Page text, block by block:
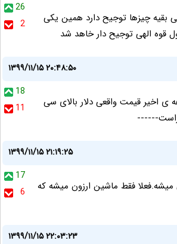
26
2
بقیه چیزها توجیح دارد همین یکی
قوه الهی توجیح دار خاهد شد
۱۳۹۹/۱۱/۱۵ ۲۰:۴۸:۵۰
18
11
ی اخیر قیمت واقعی دلار بالای سی
۱۳۹۹/۱۱/۱۵ ۲۱:۱۹:۲۵
17
6
فقط ماشین ارزون میشه که
۱۳۹۹/۱۱/۱۵ ۲۲:۰۳:۲۳